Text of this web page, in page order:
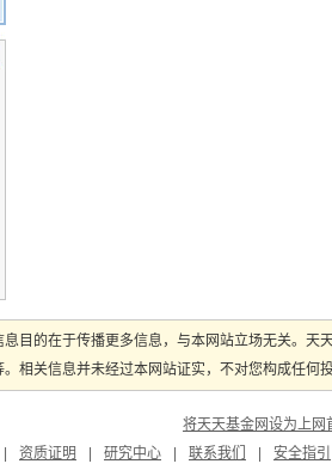
目的在于传播更多信息，与本网站立场无关。
相关信息并未经过本网站证实，不对您构成任
将天天基金网设为上网
资质证明 研究中心 联系我们
安全指引